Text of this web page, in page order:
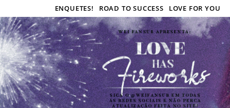
ENQUETES! ROAD TO SUCCESS LOVE FOR YOU